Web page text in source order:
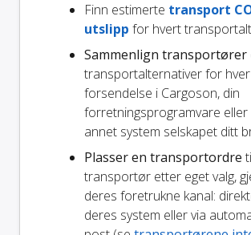
Finn estimerte transport
utslipp for hvert
Sammenlign transportører
transportalternativer for hver
forsendelse i Cargoson, din
forretningsprogramvare
annet system selskapet ditt
Plasser en transportordre
transportør etter eget valg,
deres foretrukne kanal:
deres system eller via